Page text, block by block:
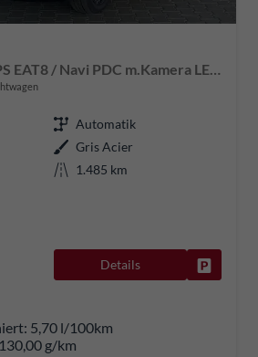
Automatik
Gris Acier
1.485 km
Details
5,70 l/100km
130,00 g/km